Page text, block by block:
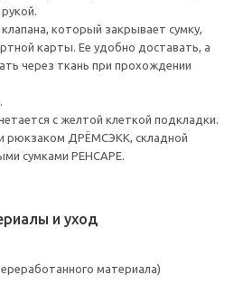
который закрывает сумку,
карты. Ее удобно доставать, а
через ткань при прохождении
с желтой клеткой подкладки.
рюкзаком ДРЁМСЭКК, складной
сумками РЕНСАРЕ.
и уход
материала)